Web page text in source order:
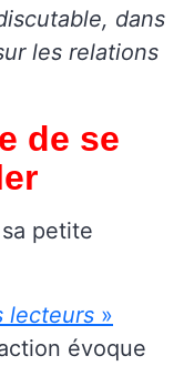
dans
les relations
de se
petite
lecteurs »
évoque